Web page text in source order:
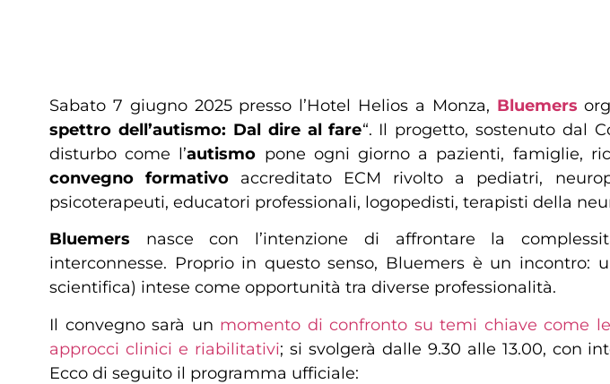
Sabato 7 giugno 2025 presso l’Hotel Helios a Monza, Bluemers
spettro dell’autismo: Dal dire al fare“. Il progetto, sostenuto dal
disturbo come l’autismo pone ogni giorno a pazienti, famiglie,
convegno formativo accreditato ECM rivolto a pediatri,
psicoterapeuti, educatori professionali, logopedisti, terapisti della
Bluemers nasce con l’intenzione di affrontare la
interconnesse. Proprio in questo senso, Bluemers è un
scientifica) intese come opportunità tra diverse professionalità.
Il convegno sarà un momento di confronto su temi chiave come
approcci clinici e riabilitativi; si svolgerà dalle 9.30 alle 13.00, con
Ecco di seguito il programma ufficiale: